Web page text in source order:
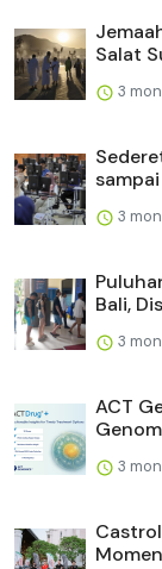
Salat
3
3
Bali,
3
ACT
3